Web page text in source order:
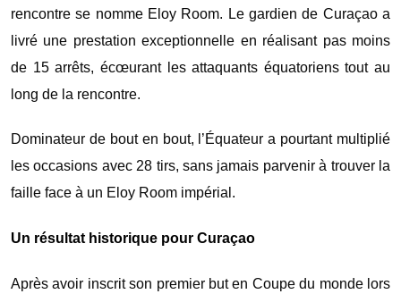
rencontre se nomme Eloy Room. Le gardien de Curaçao a
livré une prestation exceptionnelle en réalisant pas moins
de 15 arrêts, écœurant les attaquants équatoriens tout au
long de la rencontre.
Dominateur de bout en bout, l’Équateur a pourtant multiplié
les occasions avec 28 tirs, sans jamais parvenir à trouver la
faille face à un Eloy Room impérial.
Un résultat historique pour Curaçao
Après avoir inscrit son premier but en Coupe du monde lors